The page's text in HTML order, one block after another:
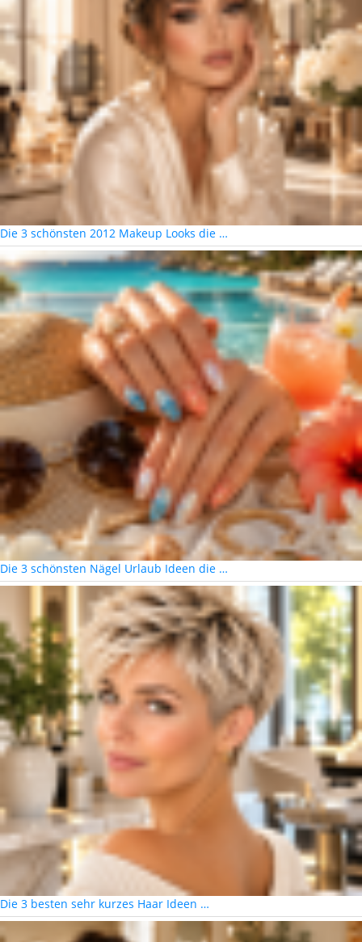
Die 3 schönsten 2012 Makeup Looks die …
Die 3 schönsten Nägel Urlaub Ideen die …
Die 3 besten sehr kurzes Haar Ideen …